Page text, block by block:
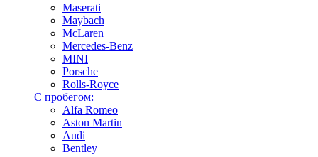
Maserati
Maybach
McLaren
Mercedes-Benz
MINI
Porsche
Rolls-Royce
С пробегом:
Alfa Romeo
Aston Martin
Audi
Bentley